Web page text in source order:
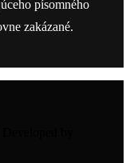
písomného
zakázané.